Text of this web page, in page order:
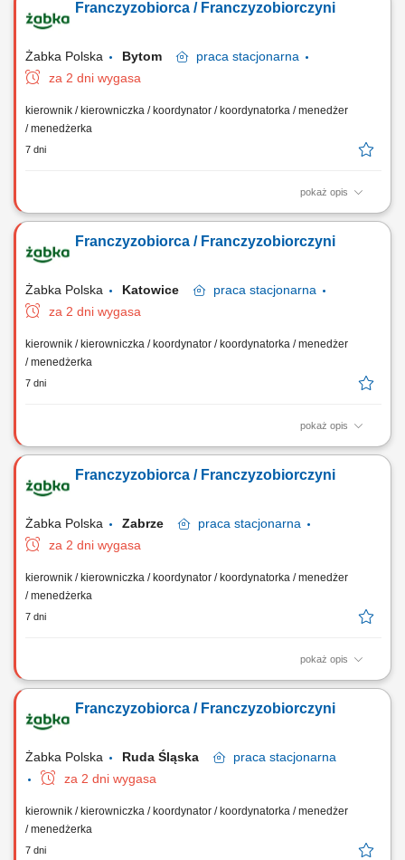
Franczyzobiorca / Franczyzobiorczyni
Żabka Polska Bytom praca stacjonarna
za 2 dni wygasa
kierownik / kierowniczka / koordynator / koordynatorka / menedżer
/ menedżerka
7 dni
pokaż opis
Główne zadania: Prowadzenie własnej działalności gospodarczej w
obsługi. Monitorowanie stanów magazynowych i zamówień.
Dostosowywanie asortymentu sklepu do potrzeb lokalnego rynku.
Franczyzobiorca / Franczyzobiorczyni
Żabka Polska Katowice praca stacjonarna
za 2 dni wygasa
kierownik / kierowniczka / koordynator / koordynatorka / menedżer
/ menedżerka
7 dni
pokaż opis
Główne zadania: Prowadzenie własnej działalności gospodarczej w
obsługi. Monitorowanie stanów magazynowych i zamówień.
Dostosowywanie asortymentu sklepu do potrzeb lokalnego rynku.
Franczyzobiorca / Franczyzobiorczyni
Żabka Polska Zabrze praca stacjonarna
za 2 dni wygasa
kierownik / kierowniczka / koordynator / koordynatorka / menedżer
/ menedżerka
7 dni
pokaż opis
Główne zadania: Prowadzenie własnej działalności gospodarczej w
obsługi. Monitorowanie stanów magazynowych i zamówień.
Dostosowywanie asortymentu sklepu do potrzeb lokalnego rynku.
Franczyzobiorca / Franczyzobiorczyni
Żabka Polska Ruda Śląska praca stacjonarna
za 2 dni wygasa
kierownik / kierowniczka / koordynator / koordynatorka / menedżer
/ menedżerka
7 dni